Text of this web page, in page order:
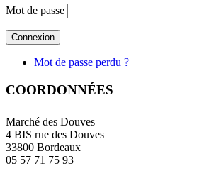
Mot de passe
Mot de passe perdu ?
COORDONNÉES
Marché des Douves
4 BIS rue des Douves
33800 Bordeaux
05 57 71 75 93